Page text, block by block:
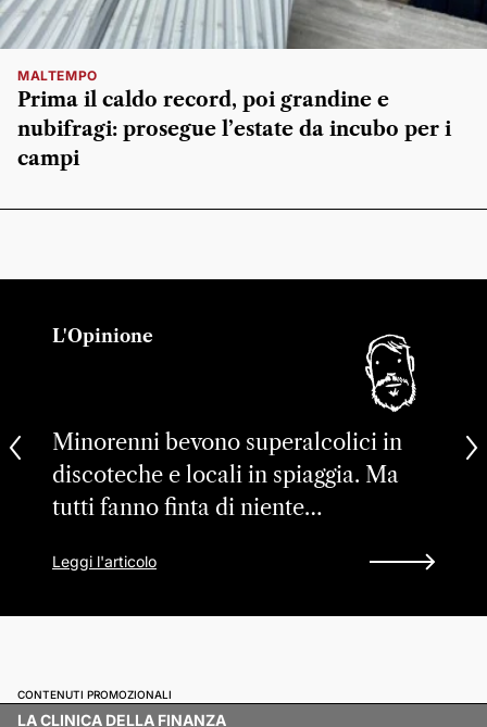
MALTEMPO
Prima il caldo record, poi grandine e
nubifragi: prosegue l’estate da incubo per i
campi
L'Opinione
Minorenni bevono superalcolici in
discoteche e locali in spiaggia. Ma
tutti fanno finta di niente…
Leggi l'articolo
CONTENUTI PROMOZIONALI
LA CLINICA DELLA FINANZA